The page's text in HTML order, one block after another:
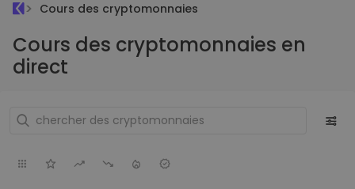
Cours des cryptomonnaies
Cours des cryptomonnaies en
direct